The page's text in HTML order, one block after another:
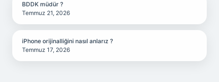
BDDK müdür ?
Temmuz 21, 2026
iPhone orijinalliğini nasıl anlarız ?
Temmuz 17, 2026